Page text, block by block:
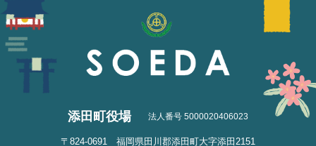
添田町役場 法人番号 5000020406023
〒824-0691 福岡県田川郡添田町大字添田2151